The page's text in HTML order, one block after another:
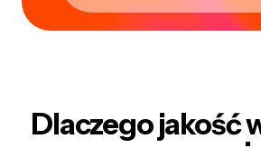
Dlaczego jakość